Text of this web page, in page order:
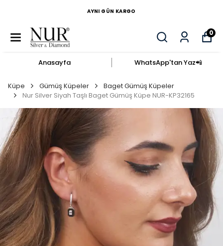
AYNI GÜN KARGO
0
Anasayfa WhatsApp'tan Yaz​📲​
Küpe Gümüş Küpeler
Baget Gümüş Küpeler
Nur Silver Siyah Taşlı Baget Gümüş Küpe NUR-KP32165